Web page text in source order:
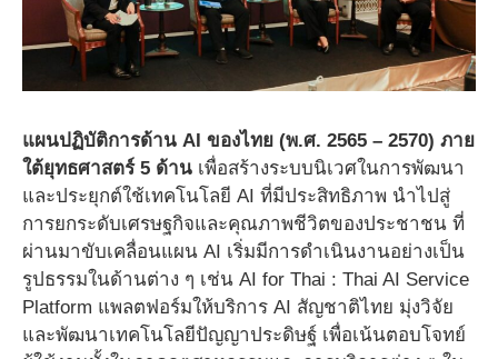
แผนปฏิบัติการด้าน AI ของไทย (พ.ศ. 2565 – 2570) ภาย
ใต้ยุทธศาสตร์ 5 ด้าน เพื่อสร้างระบบนิเวศในการพัฒนา
และประยุกต์ใช้เทคโนโลยี AI ที่มีประสิทธิภาพ นําไปสู่
การยกระดับเศรษฐกิจและคุณภาพชีวิตของประชาชน ที่
ผ่านมาขับเคลื่อนแผน AI เริ่มมีการดำเนินงานอย่างเป็น
รูปธรรมในด้านต่าง ๆ เช่น AI for Thai : Thai AI Service
Platform แพลตฟอร์มให้บริการ AI สัญชาติไทย มุ่งวิจัย
และพัฒนาเทคโนโลยีปัญญาประดิษฐ์ เพื่อเน้นตอบโจทย์